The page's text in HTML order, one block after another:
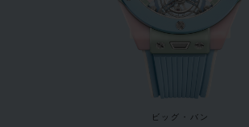
ビッグ・バン